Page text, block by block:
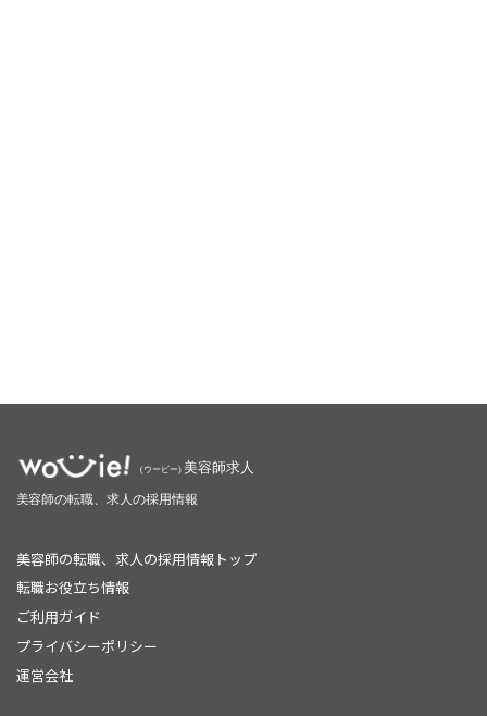
美容師の転職、求人の採用情報トップ
転職お役立ち情報
ご利用ガイド
プライバシーポリシー
運営会社